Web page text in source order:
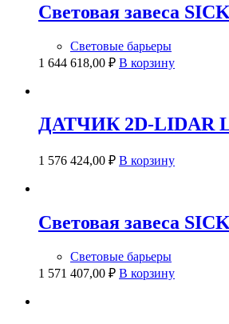
Световая завеса
Световые барьеры
1 644 618,00 ₽ В корзину
ДАТЧИК 2D-LIDAR
1 576 424,00 ₽ В корзину
Световая завеса
Световые барьеры
1 571 407,00 ₽ В корзину